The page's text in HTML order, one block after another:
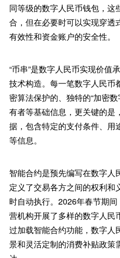
同等级的数字人民币钱包，这
合，但在必要时可以实现穿透
有效性和资金账户的安全性。
“币串”是数字人民币实现价值
技术构造。每一笔数字人民币
密算法保护的、独特的“加密
有者等基础信息，更关键的是
据，包含特定的支付条件、用
等信息。
智能合约是预先编写在数字人
定义了交易各方之间的权利和
时自动执行。2026年春节期
营机构开展了多样的数字人民
过加载智能合约功能，数字人
景和灵活定制的消费补贴政策